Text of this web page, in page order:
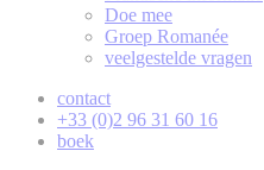
Doe mee
Groep Romanée
veelgestelde vragen
contact
+33 (0)2 96 31 60 16
boek